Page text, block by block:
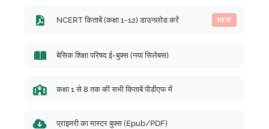
NCERT किताबें (कक्षा 1-12) डाउनलोड करें NEW
बेसिक शिक्षा परिषद ई-बुक्स (नया सिलेबस)
कक्षा 1 से 8 तक की सभी किताबें पीडीएफ में
प्राइमरी का मास्टर बुक्स (Epub/PDF)